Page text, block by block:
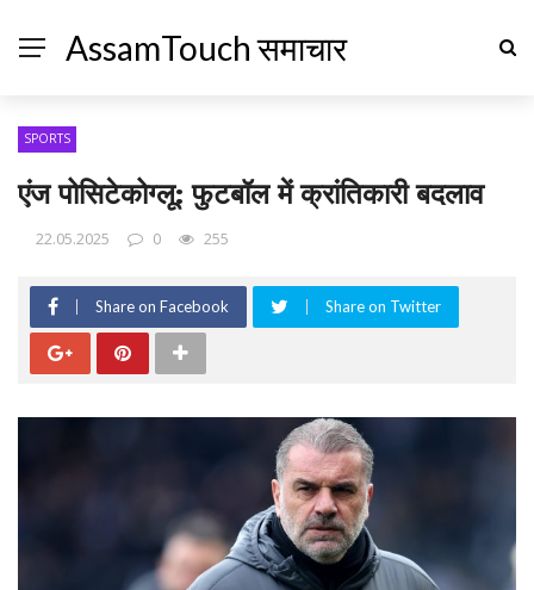
AssamTouch समाचार
SPORTS
एंज पोसिटेकोग्लू: फुटबॉल में क्रांतिकारी बदलाव
22.05.2025 0 255
Share on Facebook Share on Twitter